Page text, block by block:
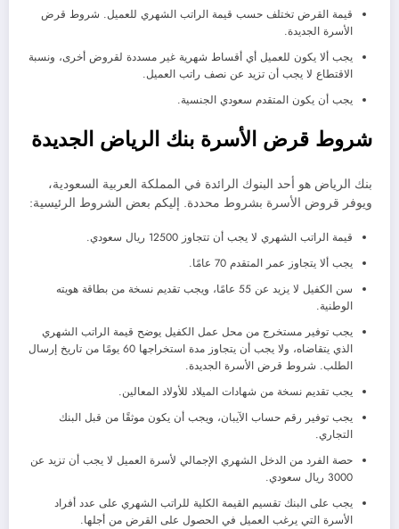
قيمة القرض تختلف حسب قيمة الراتب الشهري للعميل. شروط قرض
الأسرة الجديدة.
يجب ألا يكون للعميل أي أقساط شهرية غير مسددة لقروض أخرى، ونسبة
الاقتطاع لا يجب أن تزيد عن نصف راتب العميل.
يجب أن يكون المتقدم سعودي الجنسية.
شروط قرض الأسرة بنك الرياض الجديدة
بنك الرياض هو أحد البنوك الرائدة في المملكة العربية السعودية،
ويوفر قروض الأسرة بشروط محددة. إليكم بعض الشروط الرئيسية:
قيمة الراتب الشهري لا يجب أن تتجاوز 12500 ريال سعودي.
يجب ألا يتجاوز عمر المتقدم 70 عامًا.
سن الكفيل لا يزيد عن 55 عامًا، ويجب تقديم نسخة من بطاقة هويته
الوطنية.
يجب توفير مستخرج من محل عمل الكفيل يوضح قيمة الراتب الشهري
الذي يتقاضاه، ولا يجب أن يتجاوز مدة استخراجها 60 يومًا من تاريخ إرسال
الطلب. شروط قرض الأسرة الجديدة.
يجب تقديم نسخة من شهادات الميلاد للأولاد المعالين.
يجب توفير رقم حساب الآيبان، ويجب أن يكون موثقًا من قبل البنك
التجاري.
حصة الفرد من الدخل الشهري الإجمالي لأسرة العميل لا يجب أن تزيد عن
3000 ريال سعودي.
يجب على البنك تقسيم القيمة الكلية للراتب الشهري على عدد أفراد
الأسرة التي يرغب العميل في الحصول على القرض من أجلها.